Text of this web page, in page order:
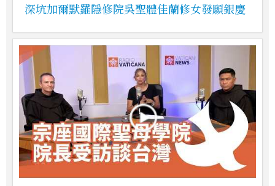
深坑加爾默羅隱修院吳聖體佳蘭修女發願銀慶